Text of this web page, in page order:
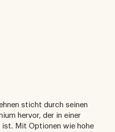
sticht durch seinen
hervor, der in einer
Mit Optionen wie hohe